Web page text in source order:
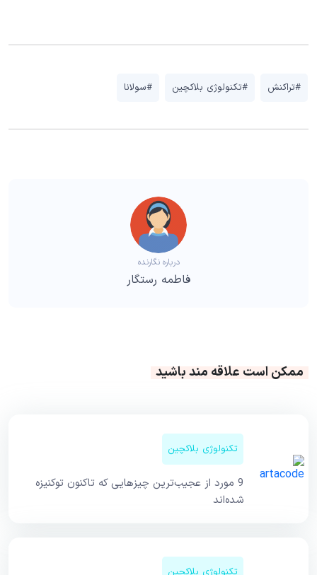
#تراکنش #تکنولوژی بلاکچین #سولانا
درباره نگارنده
فاطمه رستگار
ممکن است علاقه مند باشید
تکنولوژی بلاکچین
9 مورد از عجیب‌ترین چیزهایی که تاکنون توکنیزه
شده‌اند